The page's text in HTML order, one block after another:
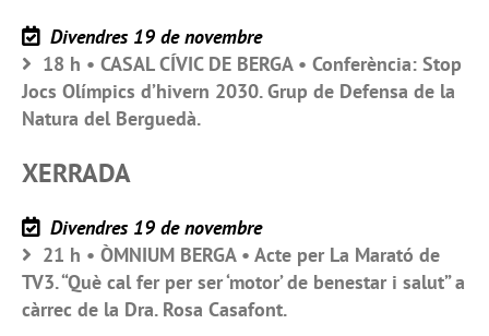
Divendres 19 de novembre
18 h • CASAL CÍVIC DE BERGA • Conferència: Stop
Jocs Olímpics d’hivern 2030. Grup de Defensa de la
Natura del Berguedà.
XERRADA
Divendres 19 de novembre
21 h • ÒMNIUM BERGA • Acte per La Marató de
TV3. “Què cal fer per ser ‘motor’ de benestar i salut” a
càrrec de la Dra. Rosa Casafont.